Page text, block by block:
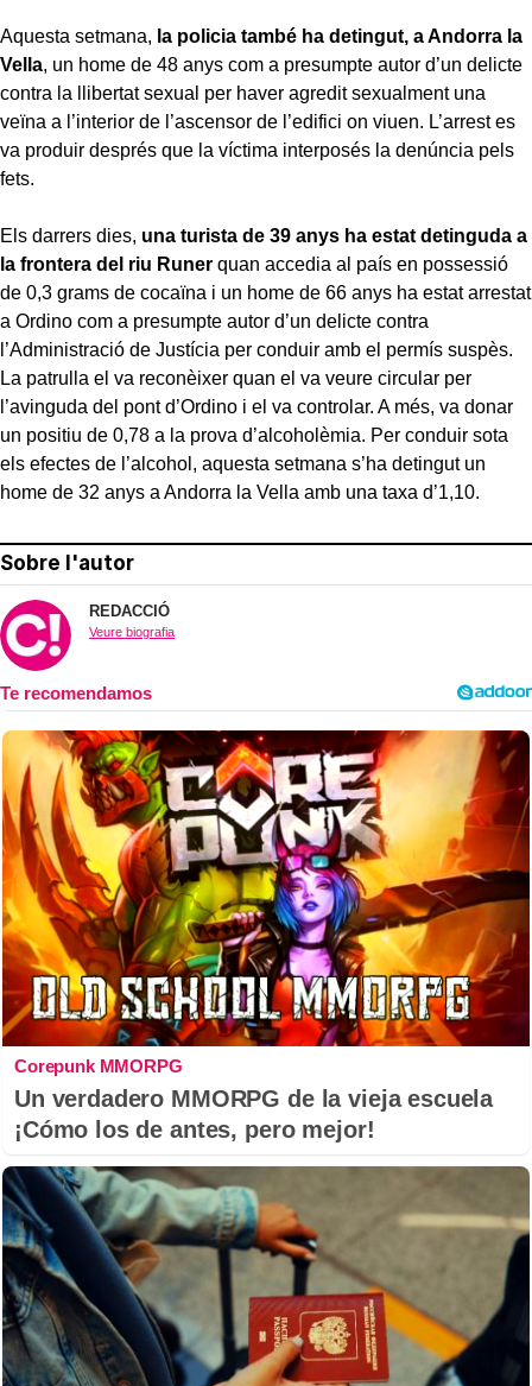
Aquesta setmana, la policia també ha detingut, a Andorra la
Vella, un home de 48 anys com a presumpte autor d’un delicte
contra la llibertat sexual per haver agredit sexualment una
veïna a l’interior de l’ascensor de l’edifici on viuen. L’arrest es
va produir després que la víctima interposés la denúncia pels
fets.
Els darrers dies, una turista de 39 anys ha estat detinguda a
la frontera del riu Runer quan accedia al país en possessió
de 0,3 grams de cocaïna i un home de 66 anys ha estat arrestat
a Ordino com a presumpte autor d’un delicte contra
l’Administració de Justícia per conduir amb el permís suspès.
La patrulla el va reconèixer quan el va veure circular per
l’avinguda del pont d’Ordino i el va controlar. A més, va donar
un positiu de 0,78 a la prova d’alcoholèmia. Per conduir sota
els efectes de l’alcohol, aquesta setmana s’ha detingut un
home de 32 anys a Andorra la Vella amb una taxa d’1,10.
Sobre l'autor
REDACCIÓ
Veure biografia
Corepunk MMORPG
Un verdadero MMORPG de la vieja escuela
¡Cómo los de antes, pero mejor!